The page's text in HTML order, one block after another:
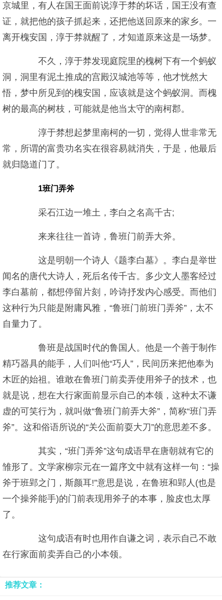
京城里，有人在国王面前说淳于棼的坏话，国王没有查
证，就把他的孩子抓起来，还把他送回原来的家乡。一
离开槐安国，淳于棼就醒了，才知道原来这是一场梦。
不久，淳于棼发现庭院里的槐树下有一个蚂蚁
洞，洞里有泥土推成的宫殿汉城池等等，他才恍然大
悟，梦中所见到的槐安国，应该就是这个蚂蚁洞。而槐
树的最高的树枝，可能就是他当太守的南柯郡。
淳于棼想起梦里南柯的一切，觉得人世非常无
常，所谓的富贵功名实在很容易就消失，于是，他最后
就归隐道门了。
1班门弄斧
采石江边一堆土，李白之名高千古;
来来往往一首诗，鲁班门前弄大斧。
这是明朝一个诗人《题李白墓》。李白是举世
闻名的唐代大诗人，死后名传千古。多少文人墨客经过
李白墓前，都想停留片刻，吟诗抒发内心感受。而他们
这种行为只能是附庸风雅，“鲁班门前班门弄斧”，太不
自量力了。
鲁班是战国时代的鲁国人。他是一个善于制作
精巧器具的能手，人们叫他“巧人”，民间历来把他奉为
木匠的始祖。谁敢在鲁班门前卖弄使用斧子的技术，也
就是说，想在大行家面前显示自己的本领，这种太不谦
虚的可笑行为，就叫做“鲁班门前弄大斧”，简称“班门弄
斧”。这和俗语所说的“关公面前耍大刀”的意思差不多。
其实，“班门弄斧”这句成语早在唐朝就有它的
雏形了。文学家柳宗元在一篇序文中就有这样一句：“操
斧于班郢之门，斯颜耳!”意思是说，在鲁班和郢人(也是
一个操斧能手)的门前表现用斧子的本事，脸皮也太厚
了。
这句成语有时也用作自谦之词，表示自己不敢
在行家面前卖弄自己的小本领。
推荐文章：